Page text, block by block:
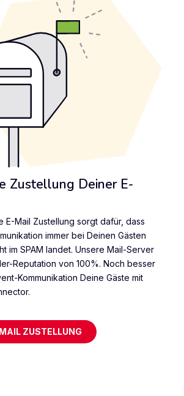
Zustellung Deiner E-
E-Mail Zustellung sorgt dafür, dass
immer bei Deinen Gästen
im SPAM landet. Unsere Mail-Server
Reputation von 100%. Noch besser
Kommunikation Deine Gäste mit
ZUSTELLUNG